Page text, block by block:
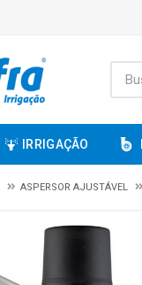
IRRIGAÇÃO
ASPERSOR AJUSTÁVEL